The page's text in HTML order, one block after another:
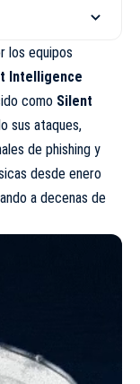
los equipos
Intelligence
como Silent
sus ataques,
de phishing y
desde enero
a decenas de